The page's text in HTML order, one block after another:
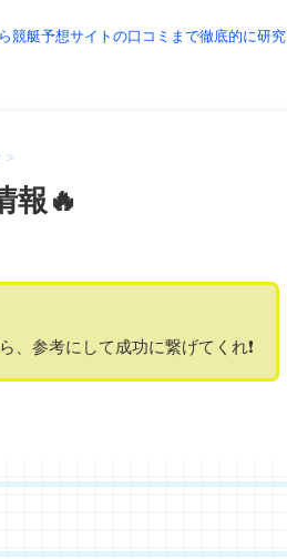
競艇予想サイトの口コミまで徹底的に研究
>
報🔥
、参考にして成功に繋げてくれ❗️